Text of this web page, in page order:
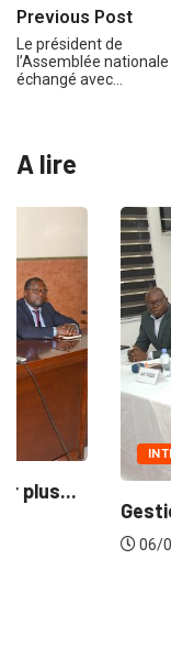
Previous Post
Le président de
l’Assemblée
échangé avec…
A lire
INTÉGRATION
Gestion
06/08/2026